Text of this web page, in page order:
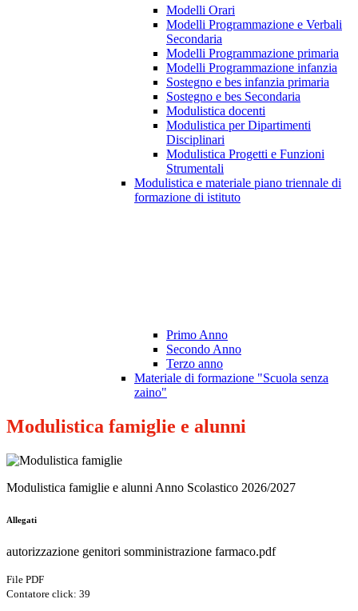
Modelli Orari
Modelli Programmazione e Verbali
Secondaria
Modelli Programmazione primaria
Modelli Programmazione infanzia
Sostegno e bes infanzia primaria
Sostegno e bes Secondaria
Modulistica docenti
Modulistica per Dipartimenti
Disciplinari
Modulistica Progetti e Funzioni
Strumentali
Modulistica e materiale piano triennale di
formazione di istituto
Primo Anno
Secondo Anno
Terzo anno
Materiale di formazione "Scuola senza
zaino"
Modulistica famiglie e alunni
Modulistica famiglie e alunni Anno Scolastico 2026/2027
Allegati
autorizzazione genitori somministrazione farmaco.pdf
File PDF
Contatore click: 39